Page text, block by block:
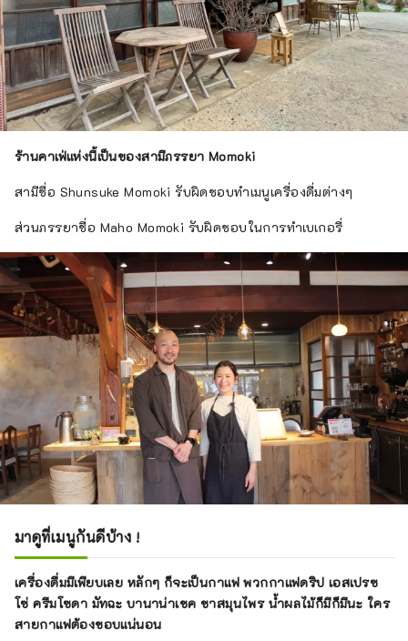
ร้านคาเฟ่แห่งนี้เป็นของสามีภรรยา Momoki
สามีชื่อ Shunsuke Momoki รับผิดชอบทำเมนูเครื่องดื่มต่างๆ
ส่วนภรรยาชื่อ Maho Momoki รับผิดชอบในการทำเบเกอรี่
มาดูที่เมนูกันดีบ้าง !
เครื่องดื่มมีเพียบเลย หลักๆ ก็จะเป็นกาแฟ พวกกาแฟดริป เอสเปรซ
โซ่ ครีมโซดา มัทฉะ บานาน่าเชค ชาสมุนไพร น้ำผลไม้ก็มีก็มีนะ ใคร
สายกาแฟต้องชอบแน่นอน